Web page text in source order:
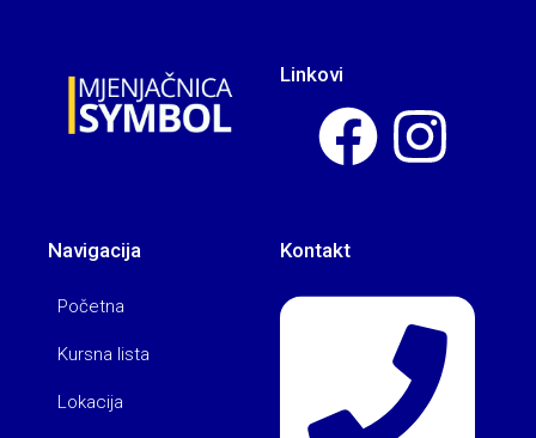
Linkovi
Navigacija
Početna
Kursna lista
Lokacija
Kontakt